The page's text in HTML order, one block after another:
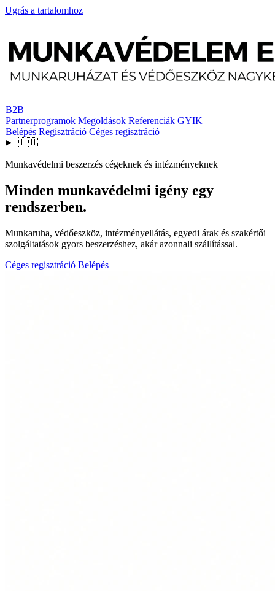
Ugrás a tartalomhoz
B2B
Partnerprogramok Megoldások Referenciák GYIK
Belépés Regisztráció Céges regisztráció
🇭🇺
Munkavédelmi beszerzés cégeknek és intézményeknek
Minden munkavédelmi igény egy
rendszerben.
Munkaruha, védőeszköz, intézményellátás, egyedi árak és szakértői
szolgáltatások gyors beszerzéshez, akár azonnali szállítással.
Céges regisztráció Belépés